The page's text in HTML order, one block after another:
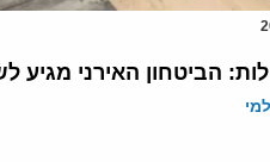
הביטחון האירני מגיע